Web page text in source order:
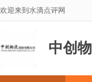
欢迎来到水滴点评网
中创